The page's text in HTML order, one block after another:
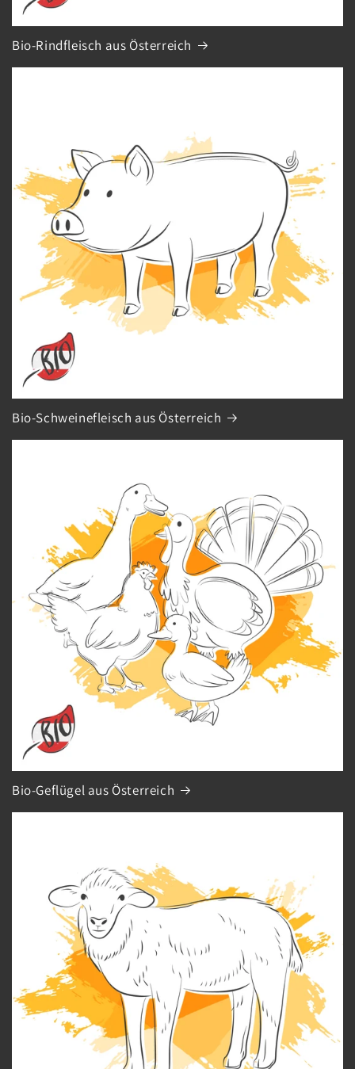
Bio-Rindfleisch aus Österreich
Bio-Schweinefleisch aus Österreich
Bio-Geflügel aus Österreich